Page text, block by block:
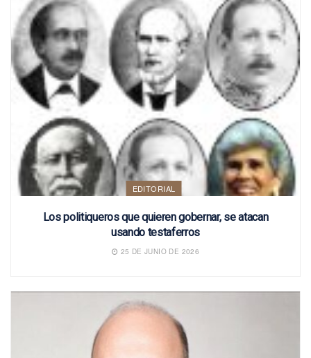
EDITORIAL
Los politiqueros que quieren gobernar, se atacan
usando testaferros
25 DE JUNIO DE 2026